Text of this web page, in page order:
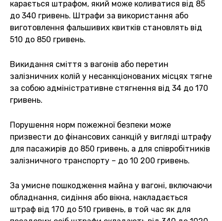
карається штрафом, який може коливатися від 85
до 340 гривень. Штрафи за використання або
виготовлення фальшивих квитків становлять від
510 до 850 гривень.
Викидання сміття з вагонів або перетин
залізничних колій у несанкціонованих місцях тягне
за собою адміністративне стягнення від 34 до 170
гривень.
Порушення норм пожежної безпеки може
призвести до фінансових санкцій у вигляді штрафу
для пасажирів до 850 гривень, а для співробітників
залізничного транспорту – до 10 200 гривень.
За умисне пошкодження майна у вагоні, включаючи
обладнання, сидіння або вікна, накладається
штраф від 170 до 510 гривень, в той час як для